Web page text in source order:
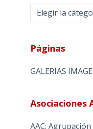
Categorias
Páginas
GALERIAS
Asociaciones
AAC: